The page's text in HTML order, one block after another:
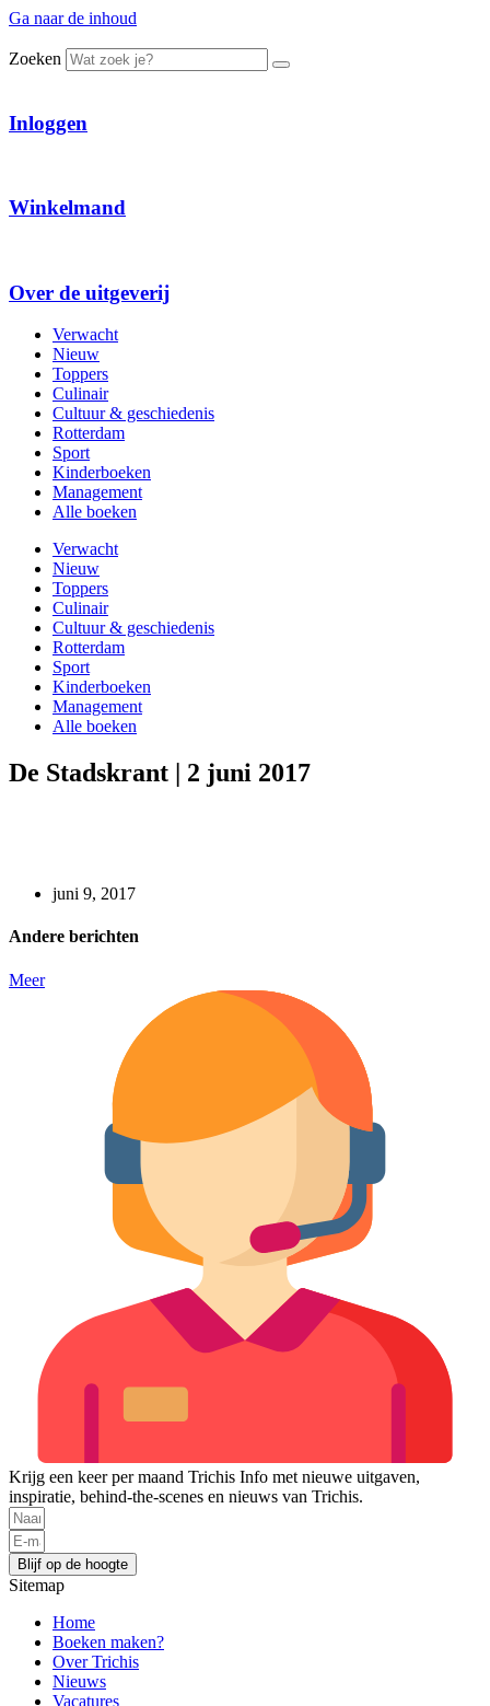
Ga naar de inhoud
Zoeken
Inloggen
Winkelmand
Over de uitgeverij
Verwacht
Nieuw
Toppers
Culinair
Cultuur & geschiedenis
Rotterdam
Sport
Kinderboeken
Management
Alle boeken
Verwacht
Nieuw
Toppers
Culinair
Cultuur & geschiedenis
Rotterdam
Sport
Kinderboeken
Management
Alle boeken
De Stadskrant | 2 juni 2017
juni 9, 2017
Andere berichten
Meer
Krijg een keer per maand Trichis Info met nieuwe uitgaven,
inspiratie, behind-the-scenes en nieuws van Trichis.
Blijf op de hoogte
Sitemap
Home
Boeken maken?
Over Trichis
Nieuws
Vacatures